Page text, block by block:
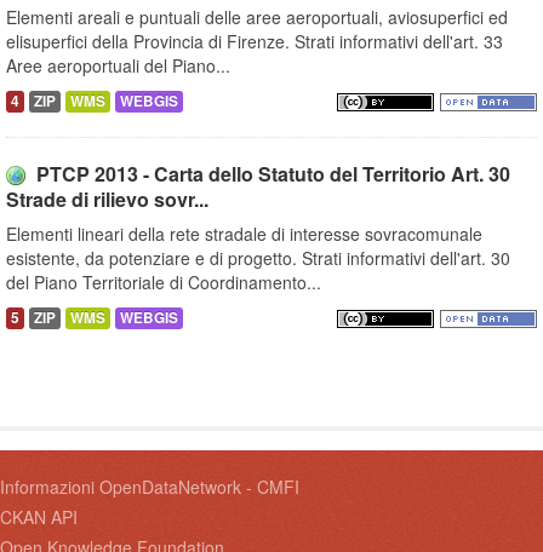
Elementi areali e puntuali delle aree aeroportuali, aviosuperfici ed
elisuperfici della Provincia di Firenze. Strati informativi dell'art. 33
Aree aeroportuali del Piano...
4 ZIP WMS WEBGIS
PTCP 2013 - Carta dello Statuto del Territorio Art. 30
Strade di rilievo sovr...
Elementi lineari della rete stradale di interesse sovracomunale
esistente, da potenziare e di progetto. Strati informativi dell'art. 30
del Piano Territoriale di Coordinamento...
5 ZIP WMS WEBGIS
Informazioni OpenDataNetwork - CMFI
CKAN API